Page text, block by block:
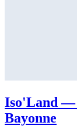
Iso'Land —
Bayonne